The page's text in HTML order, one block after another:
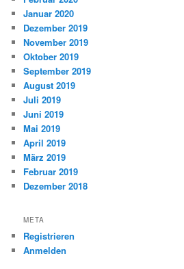
Januar 2020
Dezember 2019
November 2019
Oktober 2019
September 2019
August 2019
Juli 2019
Juni 2019
Mai 2019
April 2019
März 2019
Februar 2019
Dezember 2018
META
Registrieren
Anmelden